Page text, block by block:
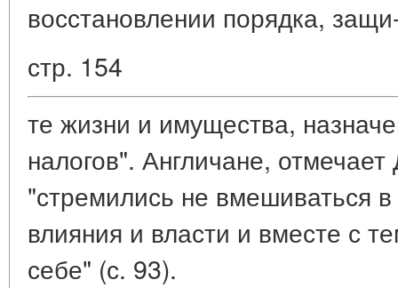
восстановлении порядка,
стр. 154
те жизни и имущества,
налогов". Англичане,
"стремились не вмешиваться
влияния и власти и вместе с
себе" (с. 93).